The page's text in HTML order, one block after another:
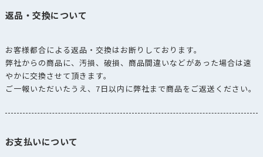
返品・交換について
お客様都合による返品・交換はお断りしております。
弊社からの商品に、汚損、破損、商品間違いなどがあった場合は速
やかに交換させて頂きます。
ご一報いただいたうえ、7日以内に弊社まで商品をご返送ください。
お支払いについて